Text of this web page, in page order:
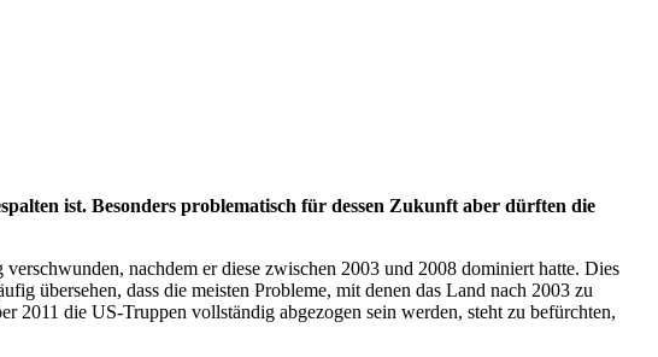
ist. Besonders problematisch für dessen Zukunft aber dürften die
nachdem er diese zwischen 2003 und 2008 dominiert hatte. Dies
übersehen, dass die meisten Probleme, mit denen das Land nach 2003 zu
die US-Truppen vollständig abgezogen sein werden, steht zu befürchten,